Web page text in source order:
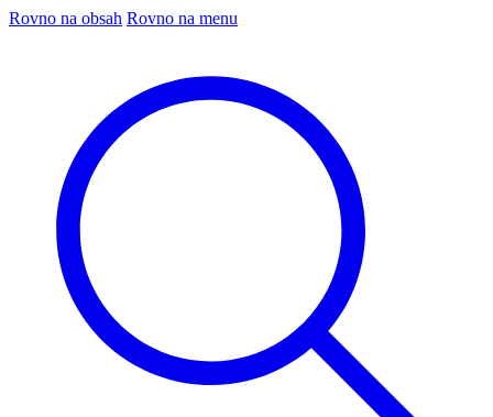
Rovno na obsah Rovno na menu